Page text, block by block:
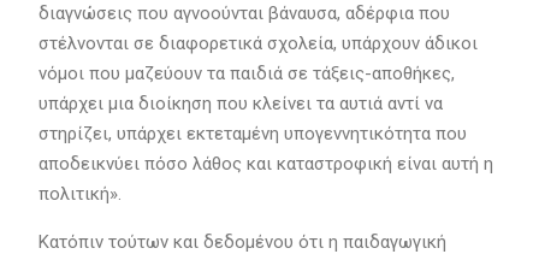
διαγνώσεις που αγνοούνται βάναυσα, αδέρφια που
στέλνονται σε διαφορετικά σχολεία, υπάρχουν άδικοι
νόμοι που μαζεύουν τα παιδιά σε τάξεις-αποθήκες,
υπάρχει μια διοίκηση που κλείνει τα αυτιά αντί να
στηρίζει, υπάρχει εκτεταμένη υπογεννητικότητα που
αποδεικνύει πόσο λάθος και καταστροφική είναι αυτή η
πολιτική».
Κατόπιν τούτων και δεδομένου ότι η παιδαγωγική